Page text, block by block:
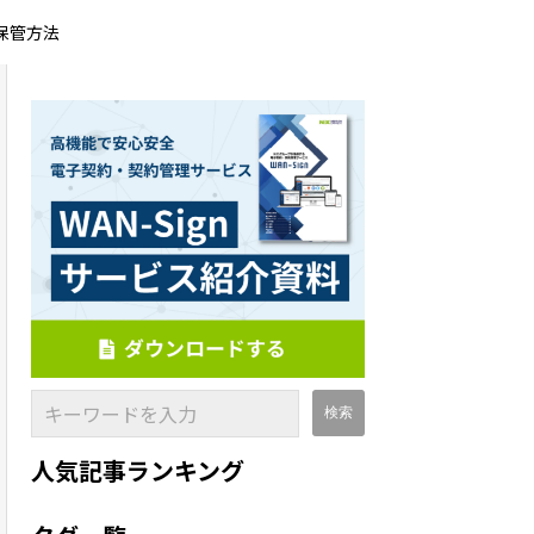
管方法
人気記事ランキング